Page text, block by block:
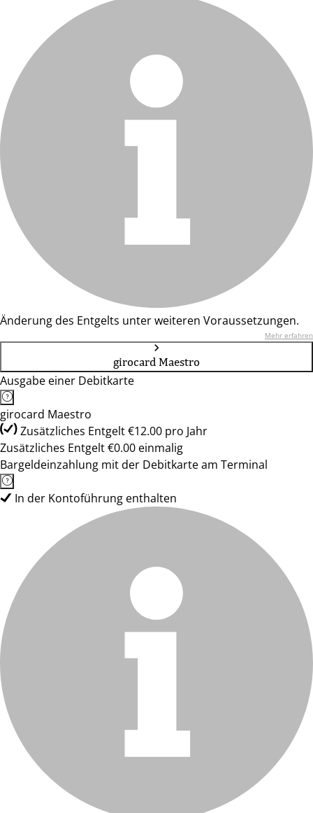
Änderung des Entgelts unter weiteren Voraussetzungen.
Mehr erfahren
girocard Maestro
Ausgabe einer Debitkarte
girocard Maestro
Zusätzliches Entgelt €12.00 pro Jahr
Zusätzliches Entgelt €0.00 einmalig
Bargeldeinzahlung mit der Debitkarte am Terminal
In der Kontoführung enthalten